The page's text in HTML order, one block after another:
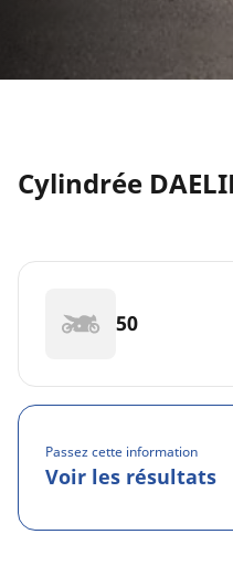
Cylindrée
50
Passez cette information
Voir les résultats